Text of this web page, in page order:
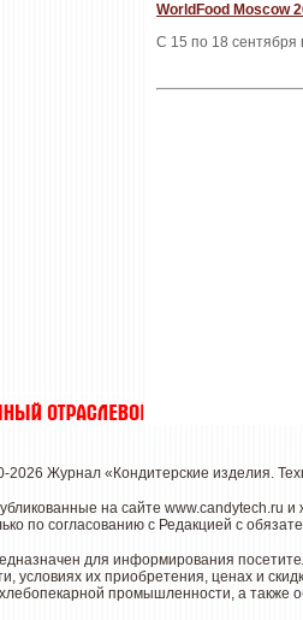
WorldFood Moscow
С 15 по 18 сентября
2026 Журнал «Кондитерские изделия.
на сайте www.candytech.ru
по согласованию с Редакцией с
для информирования
условиях их приобретения, ценах и
промышленности, а также